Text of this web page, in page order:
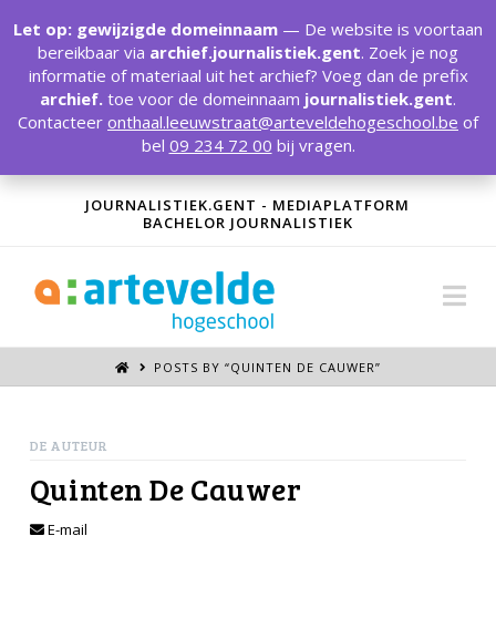
JOURNALISTIEK.GENT - MEDIAPLATFORM
BACHELOR JOURNALISTIEK
POSTS BY “QUINTEN DE CAUWER”
DE AUTEUR
Quinten De Cauwer
E-mail
Let op: gewijzigde domeinnaam — De website is voortaan
bereikbaar via archief.journalistiek.gent. Zoek je nog
informatie of materiaal uit het archief? Voeg dan de prefix
archief. toe voor de domeinnaam journalistiek.gent.
Contacteer onthaal.leeuwstraat@arteveldehogeschool.be of
bel 09 234 72 00 bij vragen.